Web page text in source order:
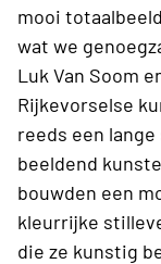
mooi
wat we
Luk Van Soom
Rijkevorselse
reeds een
beeldend
bouwden een
kleurrijke
die ze kunstig